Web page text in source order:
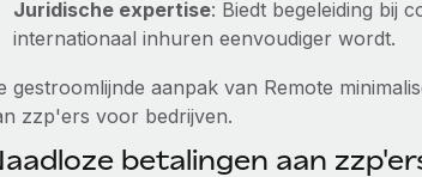
Juridische expertise: Biedt begeleiding bij
internationaal inhuren eenvoudiger wordt.
gestroomlijnde aanpak van Remote
zzp'ers voor bedrijven.
betalingen aan